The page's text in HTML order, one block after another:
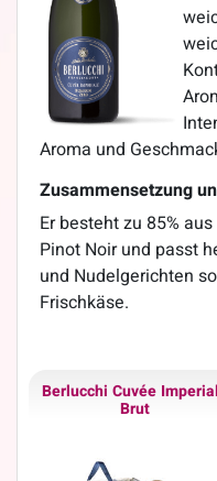
Aroma und
Zusammensetzung
Er besteht zu 85%
Pinot Noir und passt
und Nudelgerichten
Frischkäse.
Berlucchi Cuvée
Brut